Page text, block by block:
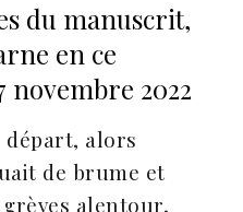
du manuscrit,
en ce
novembre 2022
alors
de brume et
alentour,